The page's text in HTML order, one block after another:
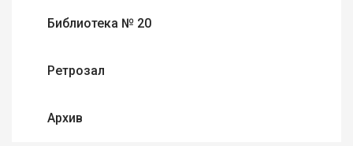
Библиотека № 20
Ретрозал
Архив